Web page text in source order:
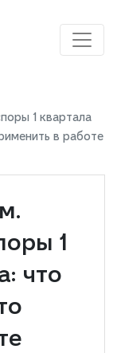
1 квартала
в работе
1
что